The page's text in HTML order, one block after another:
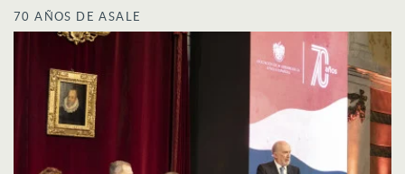
70 AÑOS DE ASALE